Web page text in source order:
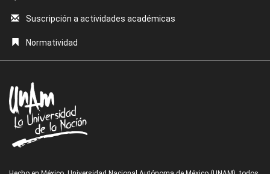
Suscripción a actividades académicas
Normatividad